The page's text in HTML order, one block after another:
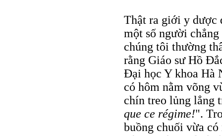
Thật ra giới y dược
một số người
chúng tôi thường
rằng Giáo sư Hồ
Ðại học Y khoa Hà
có hôm nằm võng
chín treo lủng lẳng
que ce régime!".
buồng chuối vừa